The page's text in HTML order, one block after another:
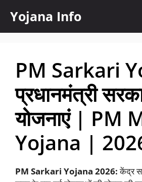
content
Yojana Info
PM Sarkari
प्रधानमंत्री
योजनाएं | PM
Yojana |
PM Sarkari Yojana 2026: केंद्र